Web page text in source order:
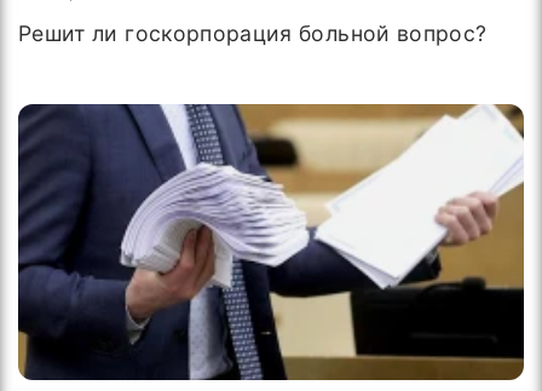
Решит ли госкорпорация больной вопрос?